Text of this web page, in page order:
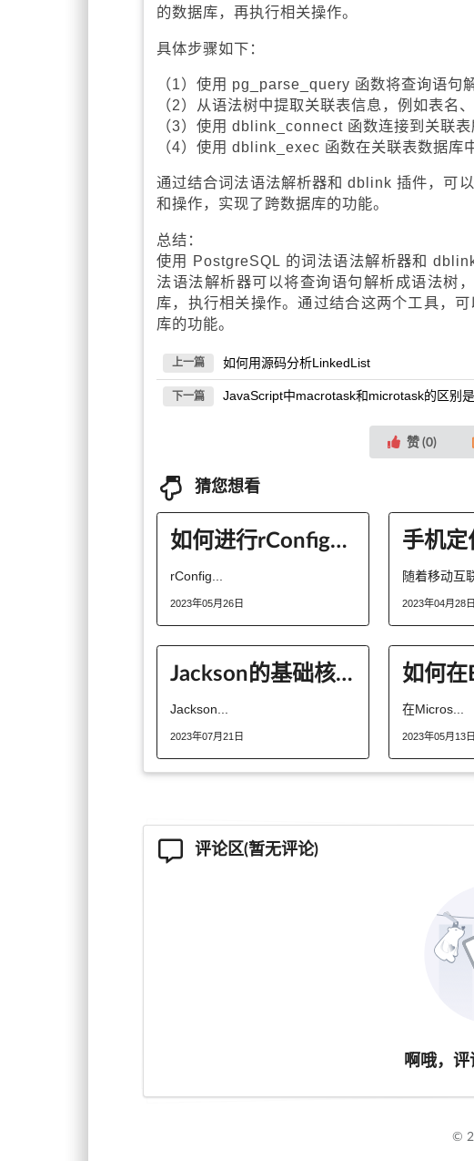
的数据库，再执行相关操作。
具体步骤如下：
（1）使用 pg_parse_query 函数将查询语句
（2）从语法树中提取关联表信息，例如表名
（3）使用 dblink_connect 函数连接到关联表
（4）使用 dblink_exec 函数在关联表数据库
通过结合词法语法解析器和 dblink 插件，可
和操作，实现了跨数据库的功能。
总结：
使用 PostgreSQL 的词法语法解析器和
法语法解析器可以将查询语句解析成语法树
库，执行相关操作。通过结合这两个工具，
库的功能。
上一篇 如何用源码分析LinkedList
下一篇 JavaScript中macrotask和microtask的区别
赞 (0)
猜您想看
如何进行rConfig-CVE漏洞复现及环境搭建
rConfig...
2023年05月26日
随着移动互
2023年04月28日
Jackson的基础核心用法有哪些
Jackson...
2023年07月21日
在Micros...
2023年05月13日
评论区(暂无评论)
啊哦，
©